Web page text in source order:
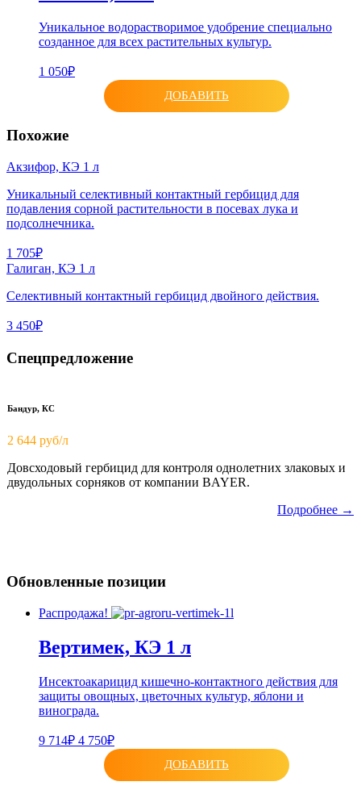
Уникальное водорастворимое удобрение специально
созданное для всех растительных культур.
1 050₽
ДОБАВИТЬ
Похожие
Акзифор, КЭ 1 л
Уникальный селективный контактный гербицид для
подавления сорной растительности в посевах лука и
подсолнечника.
1 705₽
Галиган, КЭ 1 л
Селективный контактный гербицид двойного действия.
3 450₽
Спецпредложение
Бандур, КС
2 644 руб/л
Довсходовый гербицид для контроля однолетних злаковых и
двудольных сорняков от компании BAYER.
Подробнее →
Обновленные позиции
Распродажа!
Вертимек, КЭ 1 л
Инсектоакарицид кишечно-контактного действия для
защиты овощных, цветочных культур, яблони и
винограда.
9 714₽ 4 750₽
ДОБАВИТЬ